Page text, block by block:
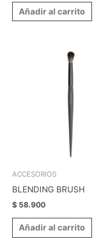
Añadir al carrito
ACCESORIOS
BLENDING BRUSH
$ 58.900
Añadir al carrito